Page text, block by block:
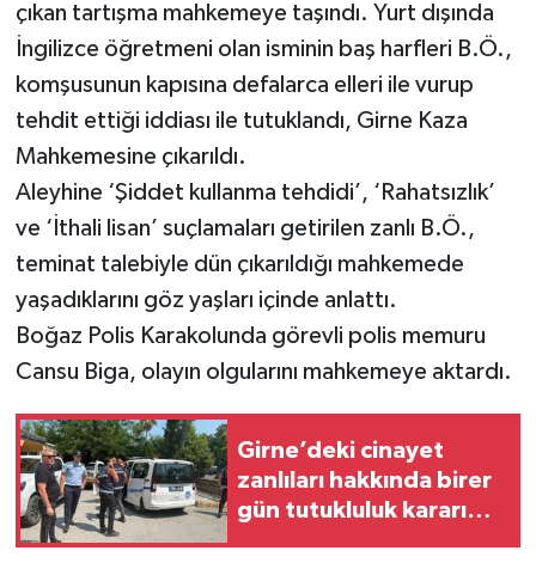
çıkan tartışma mahkemeye taşındı. Yurt dışında
İngilizce öğretmeni olan isminin baş harfleri B.Ö.,
komşusunun kapısına defalarca elleri ile vurup
tehdit ettiği iddiası ile tutuklandı, Girne Kaza
Mahkemesine çıkarıldı.
Aleyhine ‘Şiddet kullanma tehdidi’, ‘Rahatsızlık’
ve ‘İthali lisan’ suçlamaları getirilen zanlı B.Ö.,
teminat talebiyle dün çıkarıldığı mahkemede
yaşadıklarını göz yaşları içinde anlattı.
Boğaz Polis Karakolunda görevli polis memuru
Cansu Biga, olayın olgularını mahkemeye aktardı.
Girne’deki cinayet
zanlıları hakkında birer
gün tutukluluk kararı